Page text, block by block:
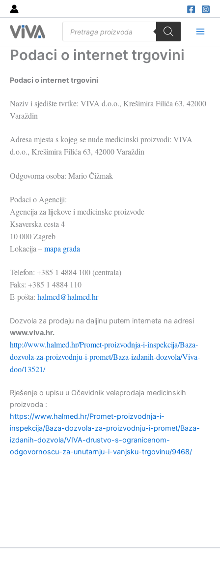
Skip
to
content
search
Podaci o internet trgovini
Podaci o internet trgovini
Naziv i sjedište tvrtke: VIVA d.o.o., Krešimira Filića 63, 42000
Varaždin
Adresa mjesta s kojeg se nude medicinski proizvodi: VIVA
d.o.o., Krešimira Filića 63, 42000 Varaždin
Odgovorna osoba: Mario Čižmak
Podaci o Agenciji:
Agencija za lijekove i medicinske proizvode
Ksaverska cesta 4
10 000 Zagreb
Lokacija –mapa grada
Telefon: +385 1 4884 100 (centrala)
Faks: +385 1 4884 110
E-pošta: halmed@halmed.hr
Dozvola za prodaju na daljinu putem interneta na adresi
www.viva.hr.
http://www.halmed.hr/Promet-proizvodnja-i-inspekcija/Baza-
dozvola-za-proizvodnju-i-promet/Baza-izdanih-dozvola/Viva-
doo/13521/
Rješenje o upisu u Očevidnik veleprodaja medicinskih
proizvoda :
https://www.halmed.hr/Promet-proizvodnja-i-
inspekcija/Baza-dozvola-za-proizvodnju-i-promet/Baza-
izdanih-dozvola/VIVA-drustvo-s-ogranicenom-
odgovornoscu-za-unutarnju-i-vanjsku-trgovinu/9468/